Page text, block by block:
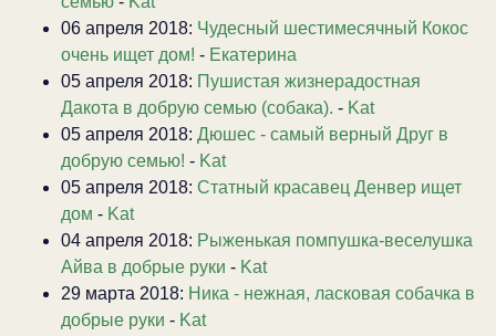
06 апреля 2018: Чудесный шестимесячный Кокос
очень ищет дом! - Екатерина
05 апреля 2018: Пушистая жизнерадостная
Дакота в добрую семью (собака). - Kat
05 апреля 2018: Дюшес - самый верный Друг в
добрую семью! - Kat
05 апреля 2018: Статный красавец Денвер ищет
дом - Kat
04 апреля 2018: Рыженькая помпушка-веселушка
Айва в добрые руки - Kat
29 марта 2018: Ника - нежная, ласковая собачка в
добрые руки - Kat